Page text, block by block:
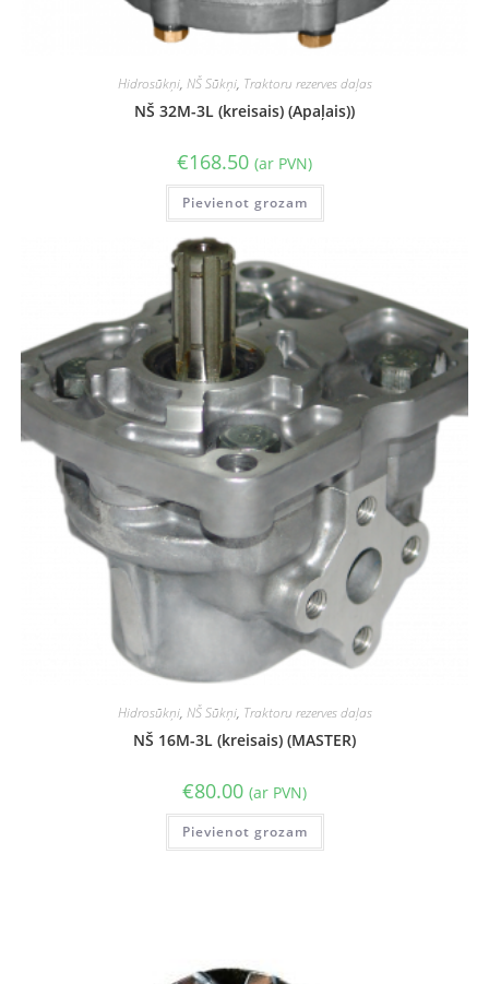
Hidrosūkņi, NŠ Sūkņi, Traktoru rezerves daļas
NŠ 32M-3L (kreisais) (Apaļais))
€168.50 (ar PVN)
Pievienot grozam
Hidrosūkņi, NŠ Sūkņi, Traktoru rezerves daļas
NŠ 16M-3L (kreisais) (MASTER)
€80.00 (ar PVN)
Pievienot grozam